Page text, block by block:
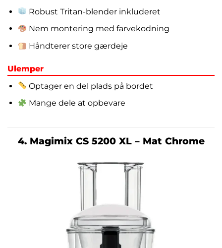
Robust Tritan-blender inkluderet
Nem montering med farvekodning
Håndterer store gærdeje
Ulemper
Optager en del plads på bordet
Mange dele at opbevare
4. Magimix CS 5200 XL – Mat Chrome